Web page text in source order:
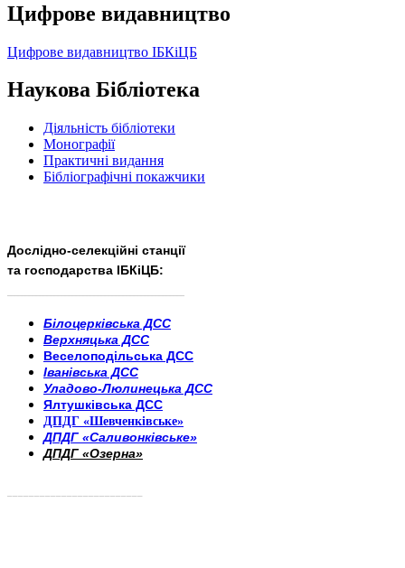
Цифрове видавництво
Цифрове видавництво ІБКіЦБ
Наукова Бібліотека
Діяльність бібліотеки
Монографії
Практичні видання
Бібліографічні покажчики
Дослідно-селекційні станції
та господарства ІБКіЦБ:
Білоцерківська ДСС
Верхняцька ДСС
Веселоподільська ДСС
Іванівська ДСС
Уладово-Люлинецька ДСС
Ялтушківська ДСС
ДПДГ «Шевченківське»
ДПДГ «Саливонківське»
ДПДГ «Озерна»